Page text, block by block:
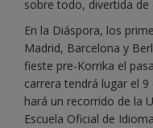
sobre todo, divertida de
En la Diáspora, los
Madrid, Barcelona y
fieste pre-Korrika el
carrera tendrá lugar el
hará un recorrido de la
Escuela Oficial de